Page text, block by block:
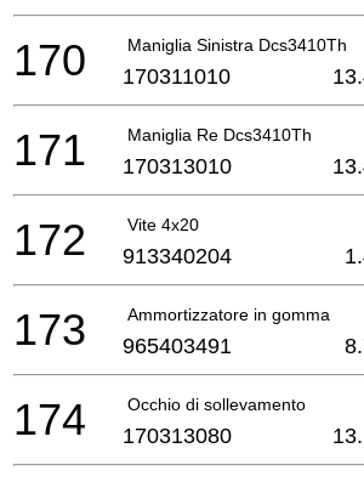
Maniglia Sinistra Dcs3410Th
170 170311010
Maniglia Re Dcs3410Th
171 170313010
Vite 4x20
172 913340204
Ammortizzatore in gomma
173 965403491
Occhio di sollevamento
174 170313080